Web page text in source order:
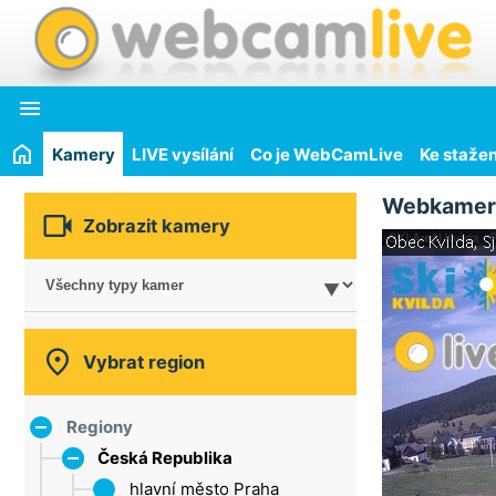

Kamery LIVE vysílání Co je WebCamLive Ke
 Zobrazit kamery
 Vybrat region
Regiony
Česká Republika
hlavní město Praha